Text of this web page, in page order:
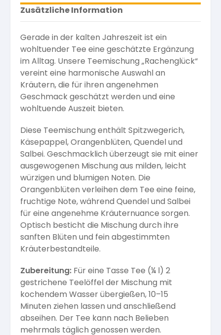
Zusätzliche Information
Gerade in der kalten Jahreszeit ist ein
wohltuender Tee eine geschätzte Ergänzung
im Alltag. Unsere Teemischung „Rachenglück“
vereint eine harmonische Auswahl an
Kräutern, die für ihren angenehmen
Geschmack geschätzt werden und eine
wohltuende Auszeit bieten.
Diese Teemischung enthält Spitzwegerich,
Käsepappel, Orangenblüten, Quendel und
Salbei. Geschmacklich überzeugt sie mit einer
ausgewogenen Mischung aus milden, leicht
würzigen und blumigen Noten. Die
Orangenblüten verleihen dem Tee eine feine,
fruchtige Note, während Quendel und Salbei
für eine angenehme Kräuternuance sorgen.
Optisch besticht die Mischung durch ihre
sanften Blüten und fein abgestimmten
Kräuterbestandteile.
Zubereitung: Für eine Tasse Tee (¼ l) 2
gestrichene Teelöffel der Mischung mit
kochendem Wasser übergießen, 10–15
Minuten ziehen lassen und anschließend
abseihen. Der Tee kann nach Belieben
mehrmals täglich genossen werden.